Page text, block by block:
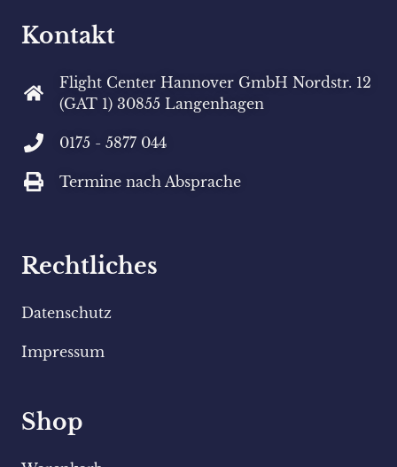
Kontakt
Flight Center Hannover GmbH Nordstr. 12
(GAT 1) 30855 Langenhagen
0175 - 5877 044
Termine nach Absprache
Rechtliches
Datenschutz
Impressum
Shop